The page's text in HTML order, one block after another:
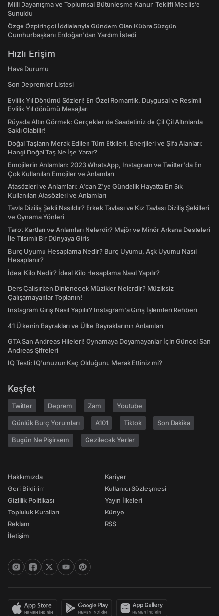
Milli Dayanışma ve Toplumsal Bütünleşme Kanun Teklifi Meclis’e
Sunuldu
Özge Özpirinçci İddialarıyla Gündem Olan Kübra Süzgün
Cumhurbaşkanı Erdoğan'dan Yardım İstedi
Hızlı Erişim
Hava Durumu
Son Depremler Listesi
Evlilik Yıl Dönümü Sözleri! En Özel Romantik, Duygusal ve Resimli
Evlilik Yıl dönümü Mesajları
Rüyada Altın Görmek: Gerçekler de Saadetiniz de Çil Çil Altınlarda
Saklı Olabilir!
Doğal Taşların Merak Edilen Tüm Etkileri, Enerjileri ve Şifa Alanları:
Hangi Doğal Taş Ne İşe Yarar?
Emojilerin Anlamları: 2023 WhatsApp, Instagram ve Twitter'da En
Çok Kullanılan Emojiler ve Anlamları
Atasözleri ve Anlamları: A'dan Z'ye Gündelik Hayatta En Sık
Kullanılan Atasözleri ve Anlamları
Tavla Diziliş Şekli Nasıldır? Erkek Tavlası ve Kız Tavlası Diziliş Şekilleri
ve Oynama Yönleri
Tarot Kartları ve Anlamları Nelerdir? Majör ve Minör Arkana Desteleri
İle Tılsımlı Bir Dünyaya Giriş
Burç Uyumu Hesaplama Nedir? Burç Uyumu, Aşk Uyumu Nasıl
Hesaplanır?
İdeal Kilo Nedir? İdeal Kilo Hesaplama Nasıl Yapılır?
Ders Çalışırken Dinlenecek Müzikler Nelerdir? Müziksiz
Çalışamayanlar Toplanın!
Instagram Giriş Nasıl Yapılır? Instagram'a Giriş İşlemleri Rehberi
41 Ülkenin Bayrakları ve Ülke Bayraklarının Anlamları
GTA San Andreas Hileleri! Oynamaya Doyamayanlar İçin Güncel San
Andreas Şifreleri
IQ Testi: IQ'unuzun Kaç Olduğunu Merak Ettiniz mi?
Keşfet
Twitter Deprem Zam Youtube
Günlük Burç Yorumları A101 Tiktok Son Dakika
Bugün Ne Pişirsem Gezilecek Yerler
Hakkımızda
Geri Bildirim
Gizlilik Politikası
Topluluk Kuralları
Reklam
İletişim
Kariyer
Kullanıcı Sözleşmesi
Yayın İlkeleri
Künye
RSS